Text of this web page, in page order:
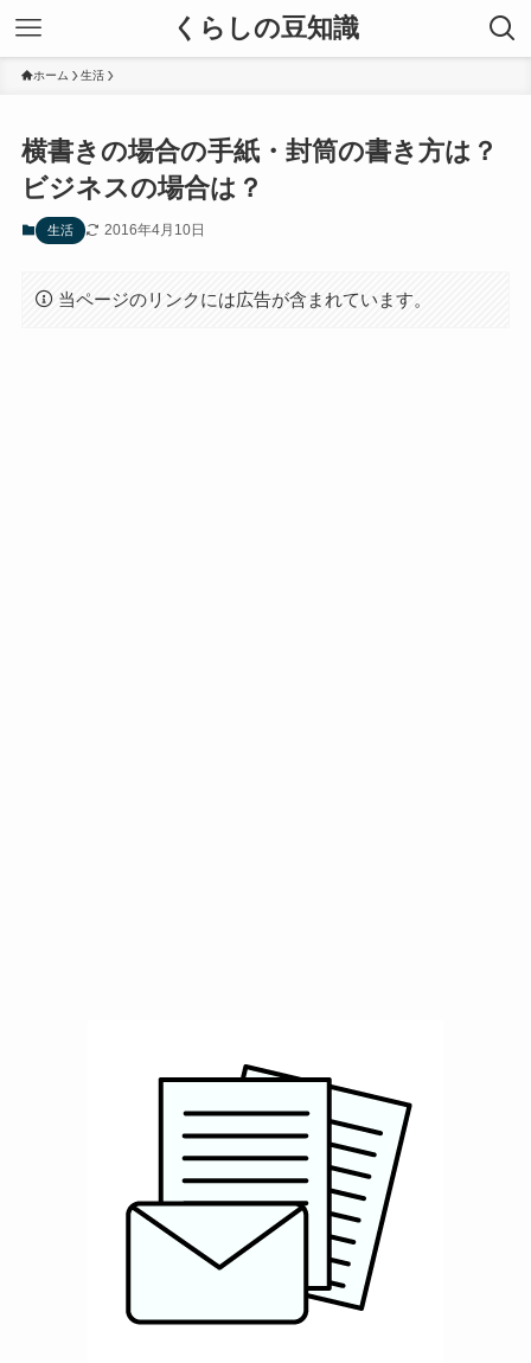
くらしの豆知識
ホーム 生活
横書きの場合の手紙・封筒の書き方は？
ビジネスの場合は？
生活 2016年4月10日
当ページのリンクには広告が含まれています。